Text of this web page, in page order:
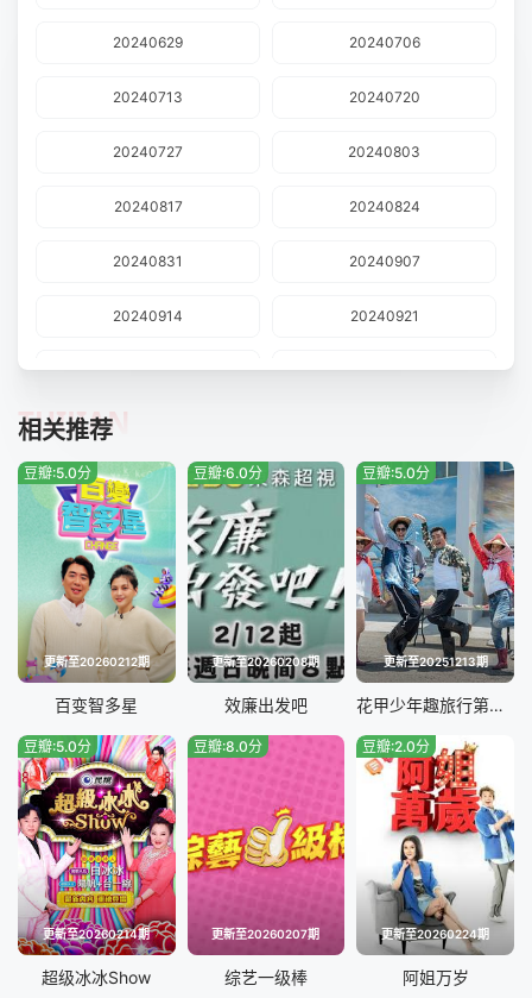
20240629 20240706
20240713 20240720
20240727 20240803
20240817 20240824
20240831 20240907
20240914 20240921
20240928 20241005
20241109 20241116
20241123 20241130
20241207 20241214
20250104 20250118
20250201 20250215
20250222 20250301
20250308 20250329
20250405 20250419
20250426 20250503
20250510 20250517
相关推荐
TUIJIAN
更新至20260212期
豆瓣:5.0分
百变智多星
更新至20260208期
豆瓣:6.0分
效廉出发吧
更新至20251213期
豆瓣:5.0分
花甲少年趣旅行第四季
更新至20260214期
豆瓣:5.0分
超级冰冰Show
更新至20260207期
豆瓣:8.0分
综艺一级棒
更新至20260224期
豆瓣:2.0分
阿姐万岁